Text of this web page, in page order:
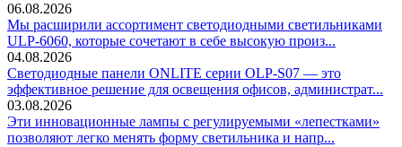
06.08.2026
Мы расширили ассортимент светодиодными светильниками
ULP-6060, которые сочетают в себе высокую произ...
04.08.2026
Светодиодные панели ONLITE серии OLP-S07 — это
эффективное решение для освещения офисов, администрат...
03.08.2026
Эти инновационные лампы с регулируемыми «лепестками»
позволяют легко менять форму светильника и напр...